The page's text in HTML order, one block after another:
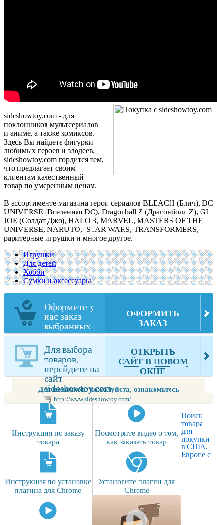
sideshowtoy.com - для
поклонников мультсериалов
и аниме, а также комиксов.
Здесь Вы найдете фигурки
любимых героев и злодеев.
sideshowtoy.com гордится тем,
что предлагает своим
клиентам качественный
товар по умеренным ценам.
В ассортименте магазина герои сериалов BLEACH (Блич), DC
UNIVERSE (Вселенная DC), Dragonball Z (Драгонболл Z), GI
JOE (Солдат Джо), HALO 3, MARVEL, MASTERS OF THE
UNIVERSE, NARUTO, STAR WARS, TRANSFORMERS,
раритерные игрушки и многое другое.
Игрушки
Для детей
Хобби
Сумки и аксессуары
Оформите у
нас заказ
выбранных
Вами товаров
из
sideshowtoy.com
ОФОРМИТЬ
ЗАКАЗ
Для выбора
товаров,
перейдите на
сайт
sideshowtoy.com
http://www.sideshowtoy.com/
ОТКРЫТЬ
САЙТ В НОВОМ
ОКНЕ
Для новичков: пожалуйста, ознакомьтесь
Инструкция по заказу
товара
Посмотрите видео о том,
как заказать товар
Инструкция по установке
плагина для Chrome
Установите плагин для
Chrome
Поиск
товара
для
покупки
в США,
Европе с